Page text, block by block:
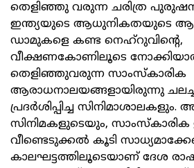
തെളിഞ്ഞു വരുന്ന ചരിത്ര
ഇന്ത്യയുടെ ആധുനികതയുടെ
ഡാമുകളെ കണ്ട നെഹ്റുവിന്റെ,
വീക്ഷണകോണിലൂടെ
തെളിഞ്ഞുവരുന്ന സാംസ്‌കാരിക
ആരാധനാലയങ്ങളായിരുന്നു
പ്രദര്‍ശിപ്പിച്ച
സിനിമകളുടെയും,
വീണ്ടെടുക്കല്‍ കൂടി
കാലഘട്ടത്തിലൂടെയാണ് ദേശ